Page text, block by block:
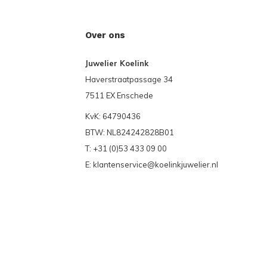
Over ons
Juwelier Koelink
Haverstraatpassage 34
7511 EX Enschede
KvK: 64790436
BTW: NL824242828B01
T: +31 (0)53 433 09 00
E: klantenservice@koelinkjuwelier.nl